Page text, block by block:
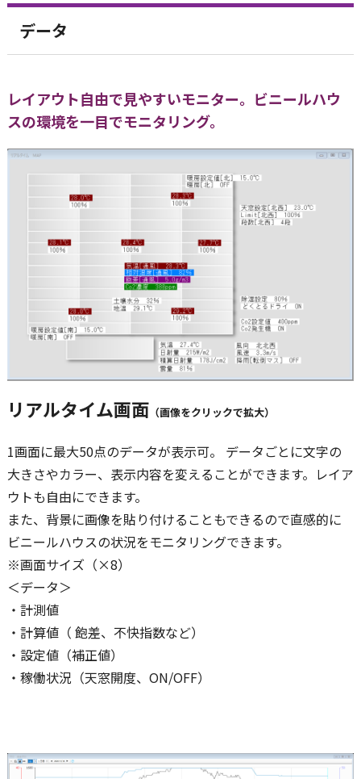
データ
レイアウト自由で見やすいモニター。ビニールハウ
スの環境を一目でモニタリング。
リアルタイム画面 （画像をクリックで拡大）
1画面に最大50点のデータが表示可。 データごとに文字の
大きさやカラー、表示内容を変えることができます。レイア
ウトも自由にできます。
また、背景に画像を貼り付けることもできるので直感的に
ビニールハウスの状況をモニタリングできます。
※画面サイズ（×8）
＜データ＞
・計測値
・計算値（ 飽差、不快指数など）
・設定値（補正値）
・稼働状況（天窓開度、ON/OFF）